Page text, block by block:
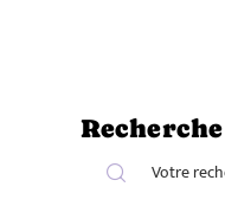
Recherche